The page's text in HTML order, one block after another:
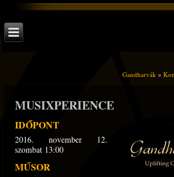
Gandharvák »
MUSIXPERIENCE
IDŐPONT
2016. november 12.
szombat 13:00
MŰSOR